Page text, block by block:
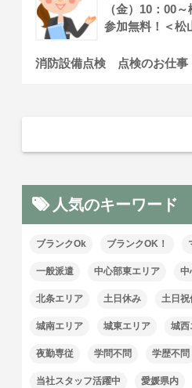
（金）10：00
参加無料！＜松
消防設備点検 点検のお仕事
人気のキーワード
ブランクOk ブランクOK！
一般派遣 中心部東エリア 中
北条エリア 土日休み 土日祝
城南エリア 城東エリア 城西
夜勤専従 学問不問 学歴不問
当社スタッフ活躍中 愛媛県内